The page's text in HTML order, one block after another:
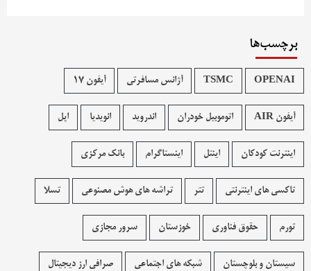
برچسب‌ها
OPENAI
TSMC آژانس مسافرتی آیفون 17
آیفون AIR اتوموبیل خودران اندروید انویدیا اپل
اینترنت کودکان اینتل اینستاگرام بانک مرکزی
تاکسی های اینترنتی تتر تراشه های هوش مصنوعی تسلا
تورم حقوق فناوری خوزستان سرور مجازی
سیستان و بلوچستان شبکه های اجتماعی صرافی ارز دیجیتال